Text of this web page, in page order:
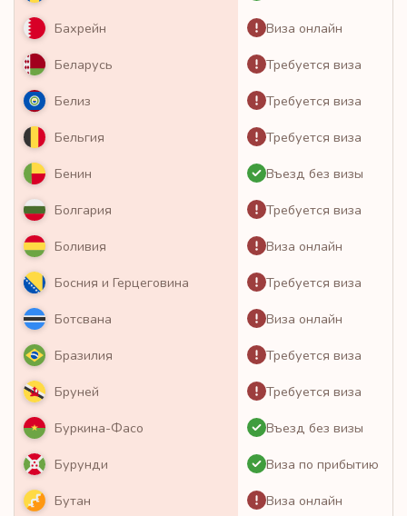
Бахрейн Виза онлайн
Беларусь Требуется виза
Белиз Требуется виза
Бельгия Требуется виза
Бенин Въезд без визы
Болгария Требуется виза
Боливия Виза онлайн
Босния и Герцеговина Требуется виза
Ботсвана Виза онлайн
Бразилия Требуется виза
Бруней Требуется виза
Буркина-Фасо Въезд без визы
Бурунди Виза по прибытию
Бутан Виза онлайн